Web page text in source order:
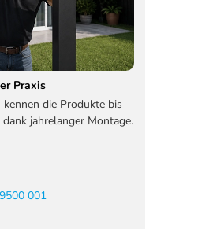
Praxis
kennen die Produkte bis
jahrelanger Montage.
001